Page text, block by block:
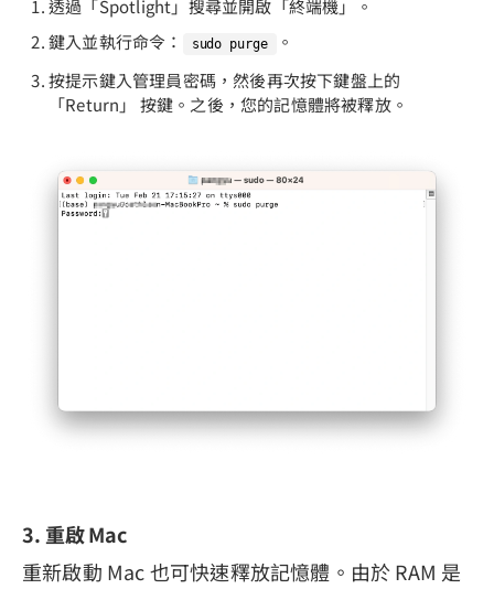
透過「Spotlight」搜尋並開啟「終端機」。
鍵入並執行命令：
sudo purge
。
按提示鍵入管理員密碼，然後再次按下鍵盤上的
「Return」 按鍵。之後，您的記憶體將被釋放。
3. 重啟 Mac
重新啟動 Mac 也可快速釋放記憶體。由於 RAM 是